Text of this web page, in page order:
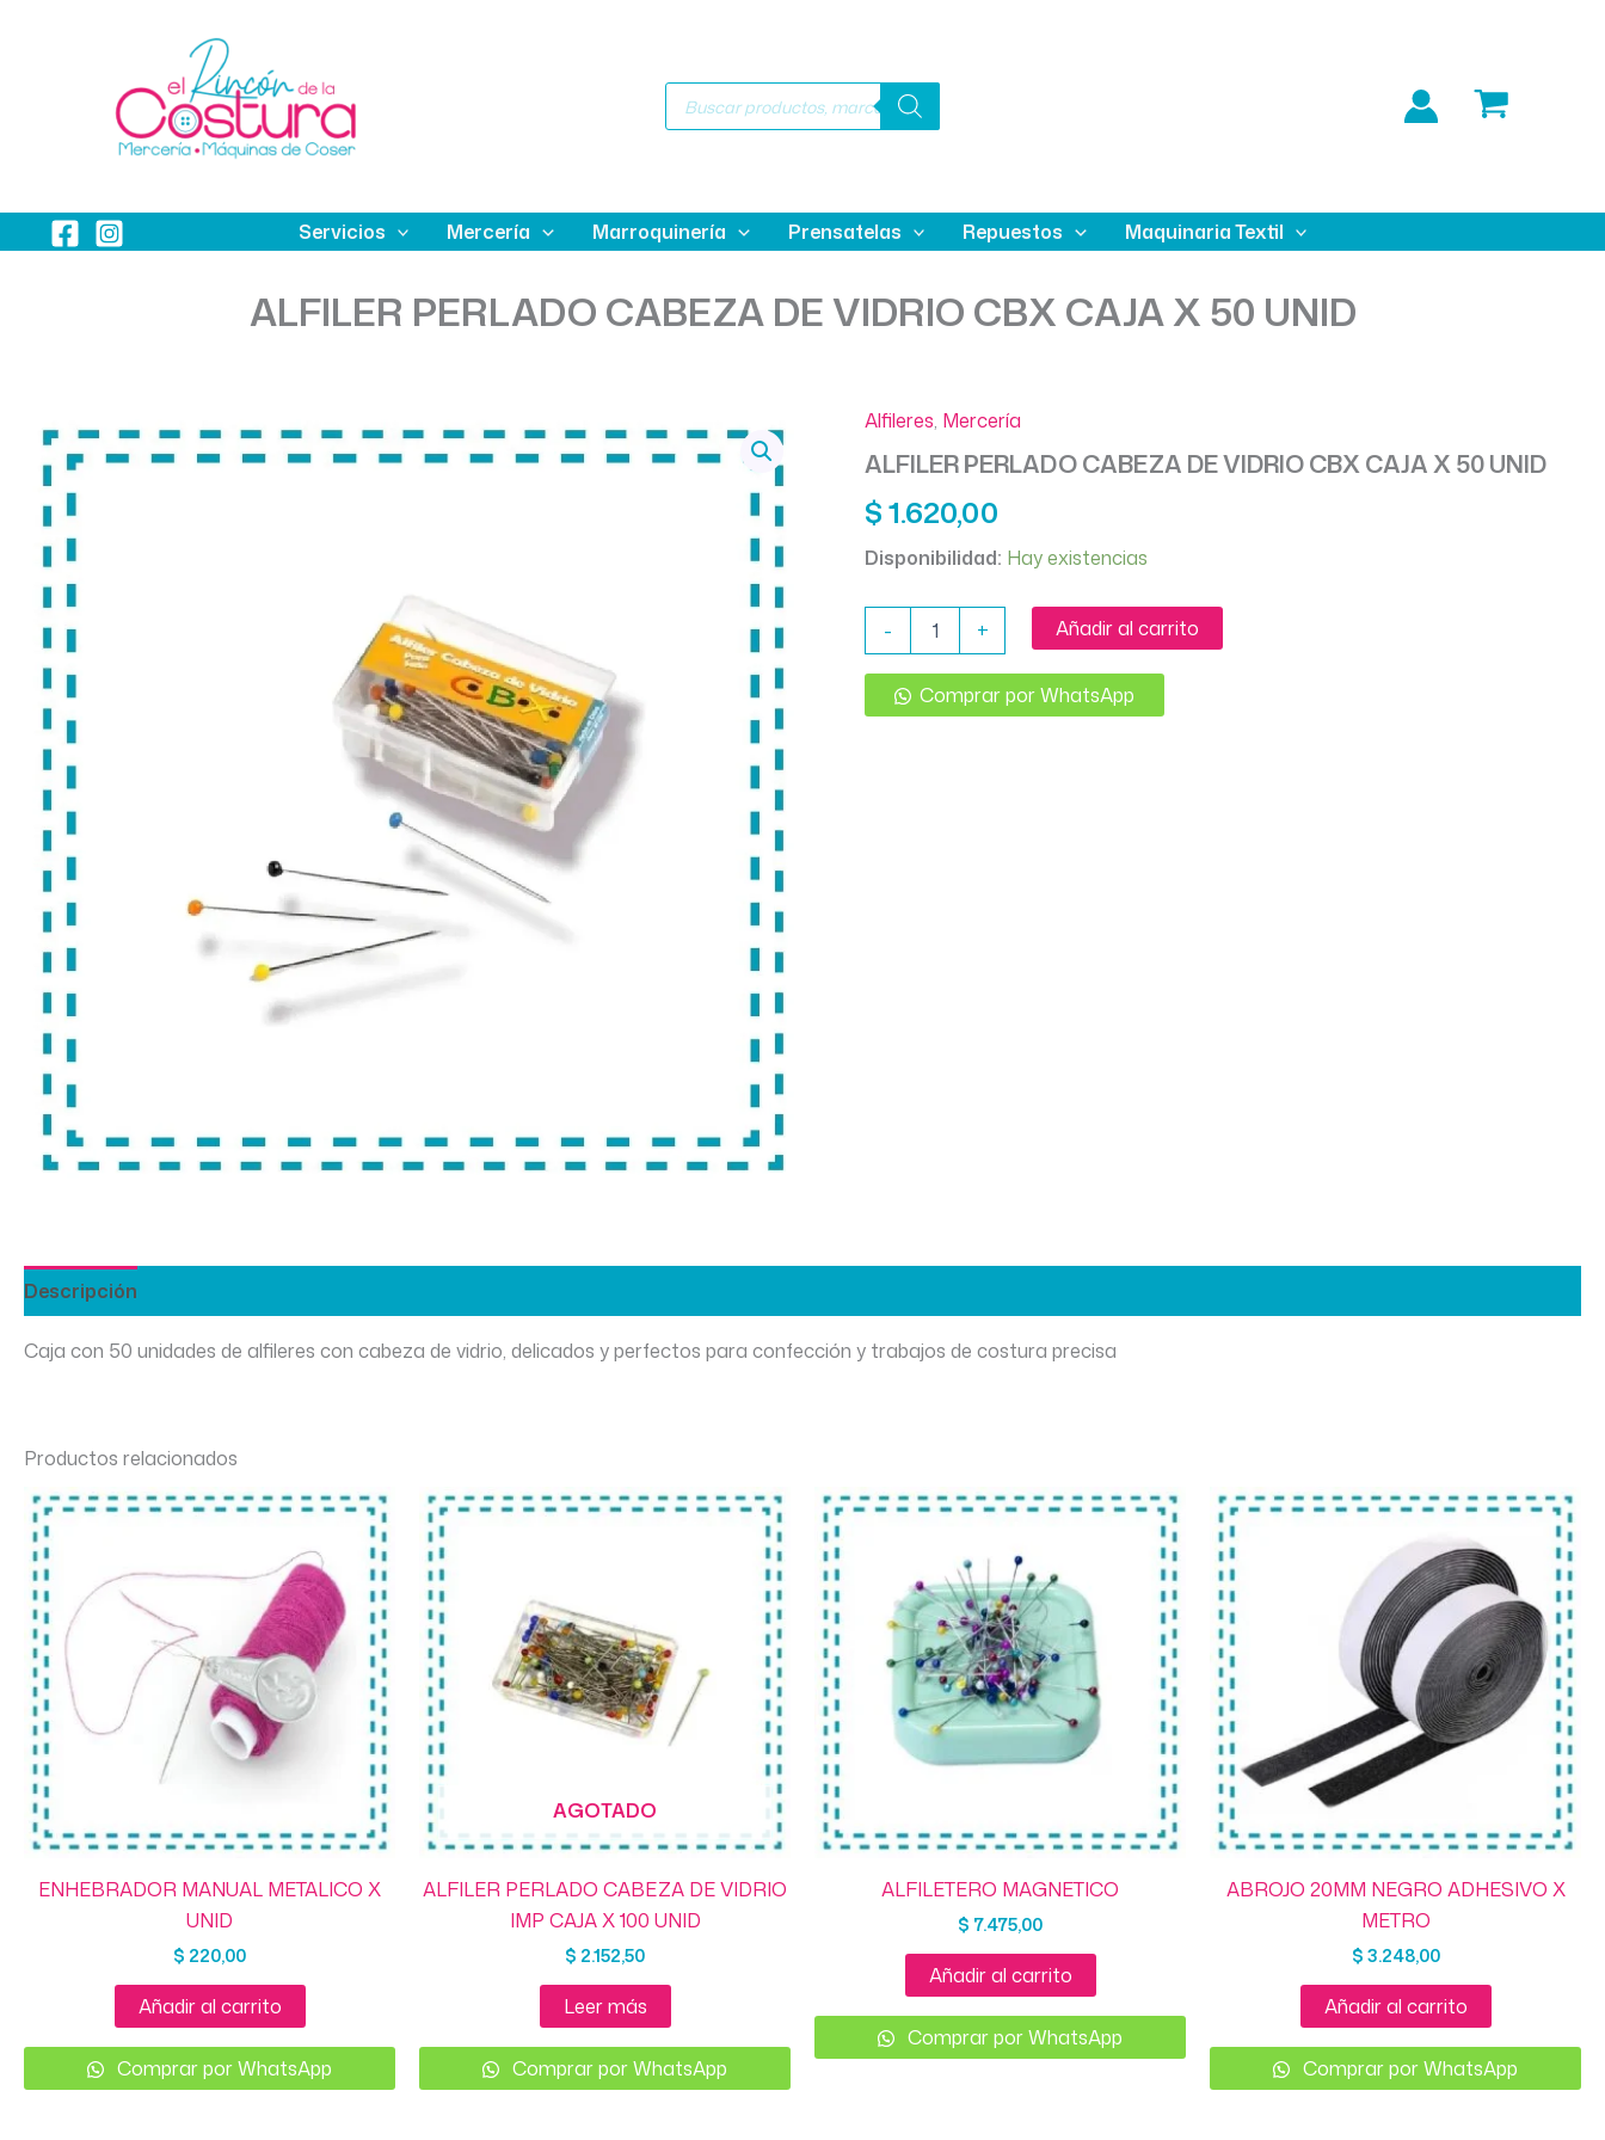
Búsqueda
Servicios Mercería Marroquinería Prensatelas Repuestos Maquinaria Textil
ALFILER PERLADO CABEZA DE VIDRIO CBX CAJA X 50 UNID
Alfileres, Mercería
ALFILER PERLADO CABEZA DE VIDRIO CBX CAJA X 50 UNID
$1.620,00
Disponibilidad: Hay existencias
-
PERLADO
VIDRIO
+ Añadir al carrito
Comprar por WhatsApp
Descripción
Caja con 50 unidades de alfileres con cabeza de vidrio, delicados y perfectos para confección y trabajos de costura precisa
Productos relacionados
ENHEBRADOR MANUAL METALICO X
UNID
$ 220,00
Añadir al carrito
Comprar por WhatsApp
AGOTADO
ALFILER PERLADO CABEZA DE VIDRIO
IMP CAJA X 100 UNID
$ 2.152,50
Leer más
Comprar por WhatsApp
ALFILETERO MAGNETICO
$ 7.475,00
Añadir al carrito
Comprar por WhatsApp
ABROJO 20MM NEGRO ADHESIVO X
METRO
$3.248,00
Añadir al carrito
Comprar por WhatsApp